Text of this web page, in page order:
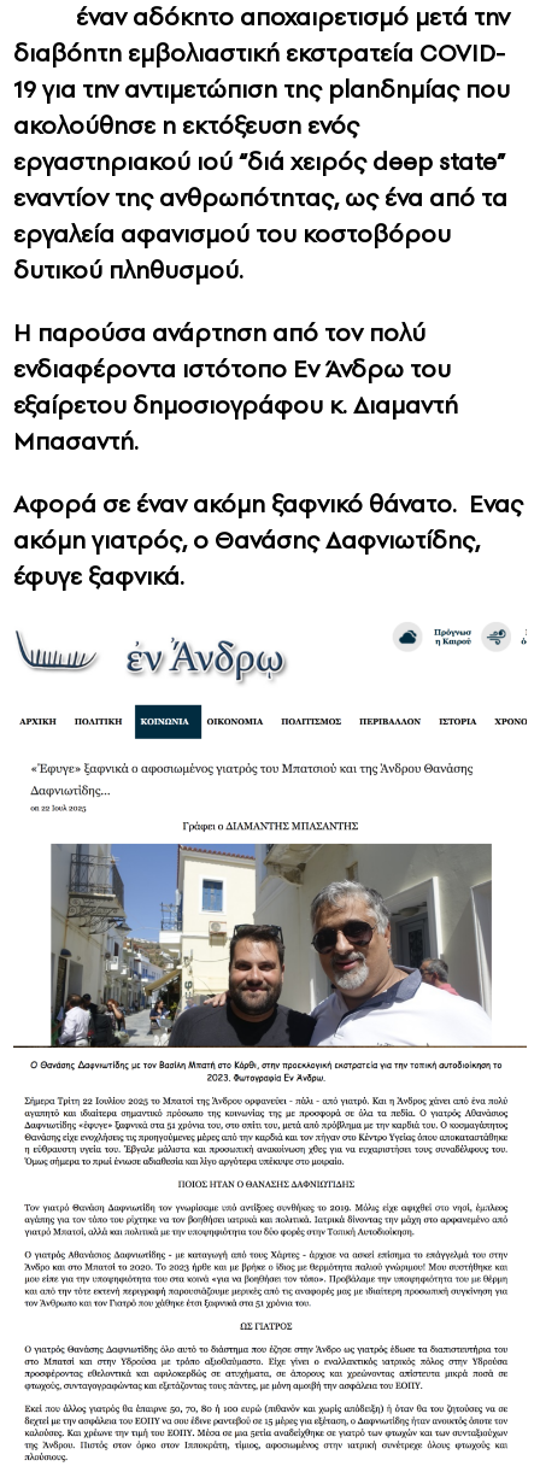
έναν αδόκητο αποχαιρετισμό μετά την
διαβόητη εμβολιαστική εκστρατεία COVID-
19 για την αντιμετώπιση της planδημίας που
ακολούθησε η εκτόξευση ενός
εργαστηριακού ιού “διά χειρός deep state”
εναντίον της ανθρωπότητας, ως ένα από τα
εργαλεία αφανισμού του κοστοβόρου
δυτικού πληθυσμού.
Η παρούσα ανάρτηση από τον πολύ
ενδιαφέροντα ιστότοπο Eν Άνδρω του
εξαίρετου δημοσιογράφου κ. Διαμαντή
Μπασαντή.
Αφορά σε έναν ακόμη ξαφνικό θάνατο. Ενας
ακόμη γιατρός, ο Θανάσης Δαφνιωτίδης,
έφυγε ξαφνικά.